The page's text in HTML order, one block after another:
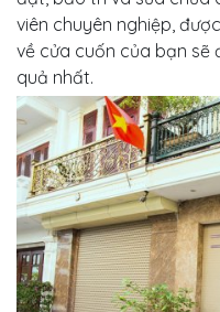
viên chuyên nghiệp,
về cửa cuốn của bạn sẽ
quả nhất.